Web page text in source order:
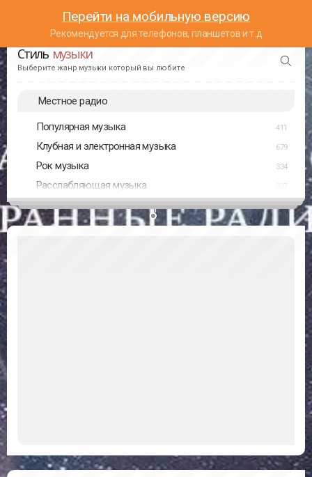
Перейти на мобильную версию
Рекомендуется для телефонов, планшетов и т.д
Стиль музыки
Выберите жанр музыки который вы любите
Местное радио
Популярная музыка 411
Клубная и электронная музыка 679
Рок музыка 334
Расслабляющая музыка